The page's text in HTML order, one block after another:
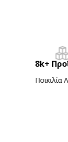
8k+
Ποικιλία